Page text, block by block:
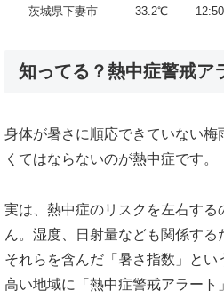
茨城県下妻市
33.2℃ 12:50
知ってる？熱中症警戒ア
身体が暑さに順応できていない梅
くてはならないのが熱中症です。
実は、熱中症のリスクを左右す
ん。湿度、日射量なども関係す
それらを含んだ「暑さ指数」と
高い地域に「熱中症警戒アラート